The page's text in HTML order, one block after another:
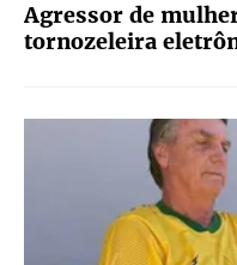
Agressor de
tornozeleira